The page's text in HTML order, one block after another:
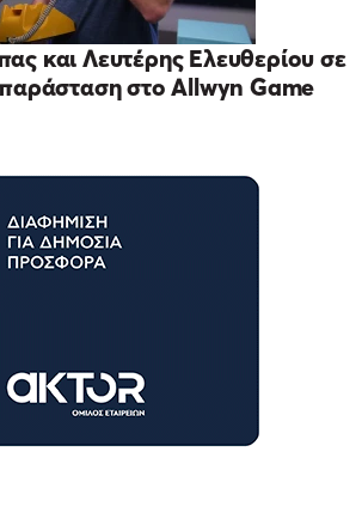
και Λευτέρης Ελευθερίου σε
παράσταση στο Allwyn Game